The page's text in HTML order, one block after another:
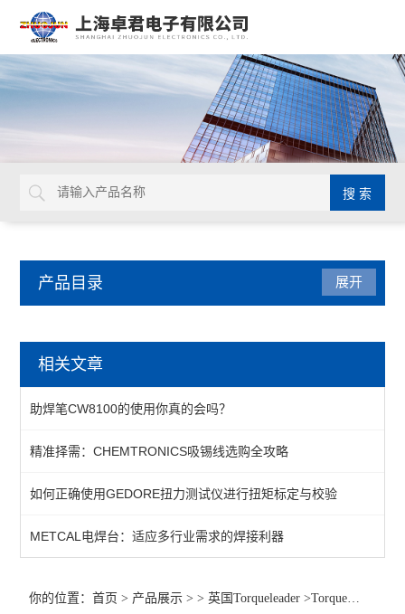
产品目录
扭矩螺丝刀
扭力扳手
英国扭力螺丝刀
查看全部 >>
展开
相关文章
助焊笔CW8100的使用你真的会吗？
精准择需：CHEMTRONICS吸锡线选购全攻略
如何正确使用GEDORE扭力测试仪进行扭矩标定与校验
METCAL电焊台：适应多行业需求的焊接利器
你的位置：首页 > 产品展示 > >英国Torqueleader >Torqueleader扭力起子060300 060400 060320 060420